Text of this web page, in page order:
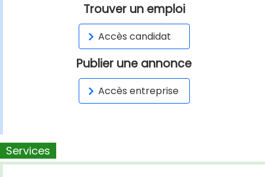
Trouver un emploi
Accès candidat
Publier une annonce
Accès entreprise
Services